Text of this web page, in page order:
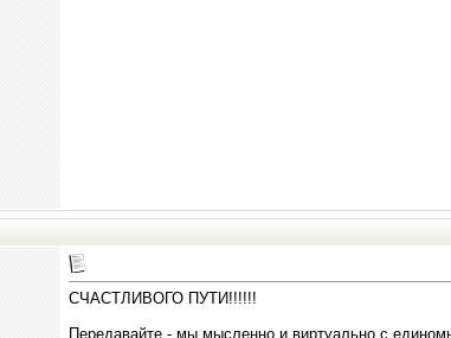
СЧАСТЛИВОГО ПУТИ!!!!!!
Передавайте - мы мысленно и виртуально с